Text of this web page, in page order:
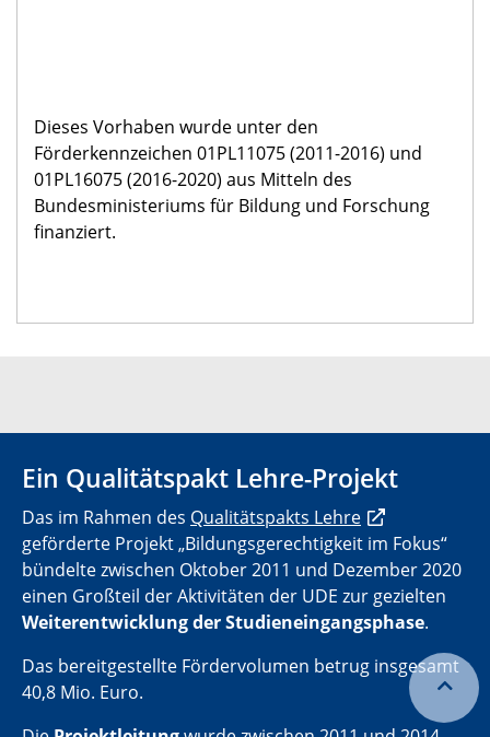
Dieses Vorhaben wurde unter den
Förderkennzeichen 01PL11075 (2011-2016) und
01PL16075 (2016-2020) aus Mitteln des
Bundesministeriums für Bildung und Forschung
finanziert.
Ein Qualitätspakt Lehre-Projekt
Das im Rahmen des Qualitätspakts Lehre
geförderte Projekt „Bildungsgerechtigkeit im Fokus“
bündelte zwischen Oktober 2011 und Dezember 2020
einen Großteil der Aktivitäten der UDE zur gezielten
Weiterentwicklung der Studieneingangsphase.
Das bereitgestellte Fördervolumen betrug insgesamt
40,8 Mio. Euro.